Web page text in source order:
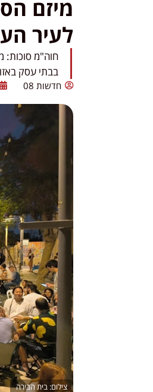
מיזם
לעיר
חוה"מ סוכות:
בבתי עסק באזור, 8 ו-9 באוקטובר
חדשות 08
בית הבירה